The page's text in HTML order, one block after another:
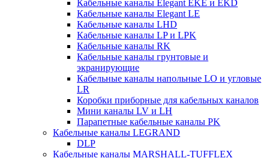
Кабельные каналы Elegant EKE и EKD
Кабельные каналы Elegant LE
Кабельные каналы LHD
Кабельные каналы LP и LPK
Кабельные каналы RK
Кабельные каналы грунтовые и
экранирующие
Кабельные каналы напольные LO и угловые
LR
Коробки приборные для кабельных каналов
Мини каналы LV и LH
Парапетные кабельные каналы PK
Кабельные каналы LEGRAND
DLP
Кабельные каналы MARSHALL-TUFFLEX